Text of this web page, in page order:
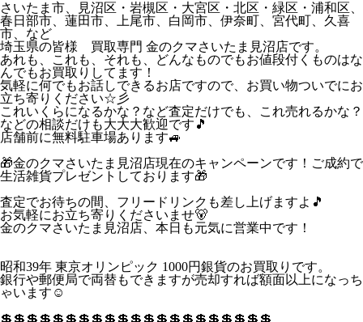
さいたま市、見沼区・岩槻区・大宮区・北区・緑区・浦和区、
春日部市、蓮田市、上尾市、白岡市、伊奈町、宮代町、久喜
市、など
埼玉県の皆様 買取専門 金のクマさいたま見沼店です。
あれも、これも、それも、どんなものでもお値段付くものはな
んでもお買取りしてます！
気軽に何でもお話しできるお店ですので、お買い物ついでにお
立ち寄りください☆彡
これいくらになるかな？など査定だけでも、これ売れるかな？
などの相談だけも大大大歓迎です🎵
店舗前に無料駐車場あります🚙
🎁金のクマさいたま見沼店現在のキャンペーンです！ご成約で
生活雑貨プレゼントしております🎁
査定でお待ちの間、フリードリンクも差し上げますよ🎵
お気軽にお立ち寄りくださいませ🐻
金のクマさいたま見沼店、本日も元気に営業中です！
昭和39年 東京オリンピック 1000円銀貨のお買取りです。
銀行や郵便局で両替もできますが売却すれば額面以上になっち
ゃいます☺
💲💲💲💲💲💲💲💲💲💲💲💲💲💲💲💲💲💲💲💲💲